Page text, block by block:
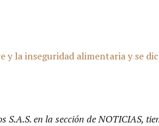
y la inseguridad alimentaria y se
en la sección de NOTICIAS,